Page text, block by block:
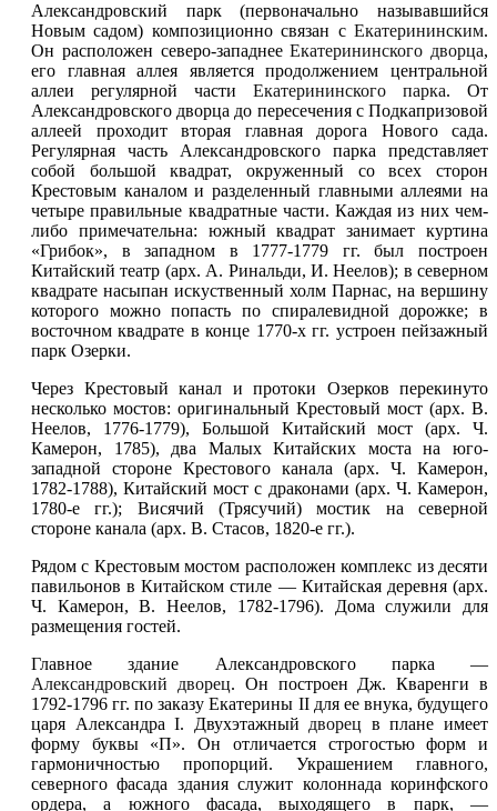
Александровский парк (первоначально называвшийся
Новым садом) композиционно связан с Екатерининским.
Он расположен северо-западнееЕкатерининского дворца,
его главная аллея является продолжением центральной
аллеи регулярной части Екатерининского парка. От
Александровского дворца до пересечения с Подкапризовой
аллеей проходит вторая главная дорога Нового сада.
Регулярная часть Александровского парка представляет
собой большой квадрат, окруженный со всех сторон
Крестовым каналом и разделенный главными аллеями на
четыре правильные квадратные части. Каждая из них чем-
либо примечательна: южный квадрат занимает куртина
«Грибок», в западном в 1777-1779 гг. был построен
Китайский театр (арх. А. Ринальди, И. Неелов); в северном
квадрате насыпан искуственный холм Парнас, на вершину
которого можно попасть по спиралевидной дорожке; в
восточном квадрате в конце 1770-х гг. устроен пейзажный
парк Озерки.
Через Крестовый канал и протоки Озерков перекинуто
несколько мостов: оригинальный Крестовый мост (арх. В.
Неелов, 1776-1779), Большой Китайский мост (арх. Ч.
Камерон, 1785), два Малых Китайских моста на юго-
западной стороне Крестового канала (арх. Ч. Камерон,
1782-1788), Китайский мост с драконами (арх. Ч. Камерон,
1780-е гг.); Висячий (Трясучий) мостик на северной
стороне канала (арх. В. Стасов, 1820-е гг.).
Рядом с Крестовым мостом расположен комплекс из десяти
павильонов в Китайском стиле — Китайская деревня (арх.
Ч. Камерон, В. Неелов, 1782-1796). Дома служили для
размещения гостей.
Главное здание Александровского парка —
Александровский дворец. Он построен Дж. Кваренги в
1792-1796 гг. по заказу Екатерины II для ее внука, будущего
царя Александра I. Двухэтажный дворец в плане имеет
форму буквы «П». Он отличается строгостью форм и
гармоничностью пропорций. Украшением главного,
северного фасада здания служит колоннада коринфского
ордера, а южного фасада, выходящего в парк, —